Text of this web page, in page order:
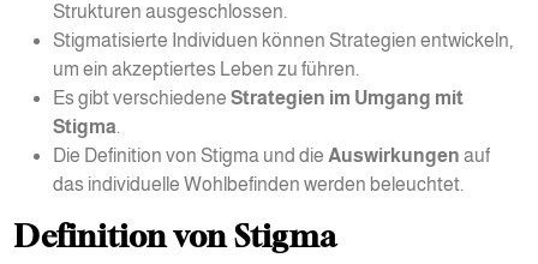
Strukturen ausgeschlossen.
Stigmatisierte Individuen können Strategien entwickeln,
um ein akzeptiertes Leben zu führen.
Es gibt verschiedene Strategien im Umgang mit
Stigma.
Die Definition von Stigma und die Auswirkungen auf
das individuelle Wohlbefinden werden beleuchtet.
Definition von Stigma